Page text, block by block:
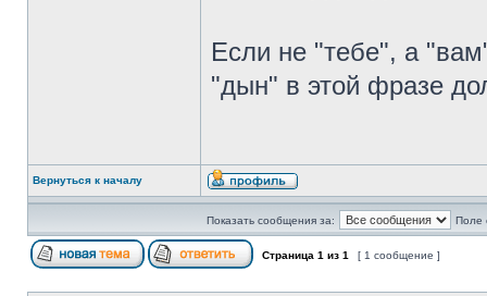
Если не "тебе", а
"дын" в этой фразе
Вернуться к началу
Показать сообщения за: Поле
Страница 1 из 1 [ 1 сообщение ]